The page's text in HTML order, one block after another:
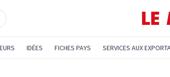
IDÉES FICHES PAYS SERVICES AUX